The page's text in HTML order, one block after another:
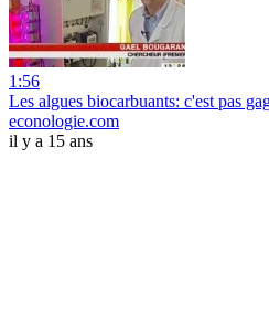
1:56
Les algues biocarbuants: c'est pas
econologie.com
il y a 15 ans